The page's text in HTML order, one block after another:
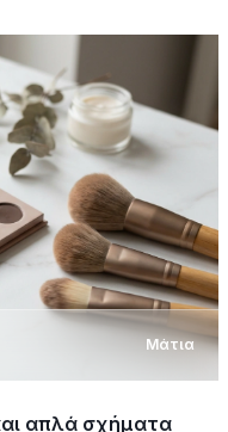
Μάτια
απλά σχήματα